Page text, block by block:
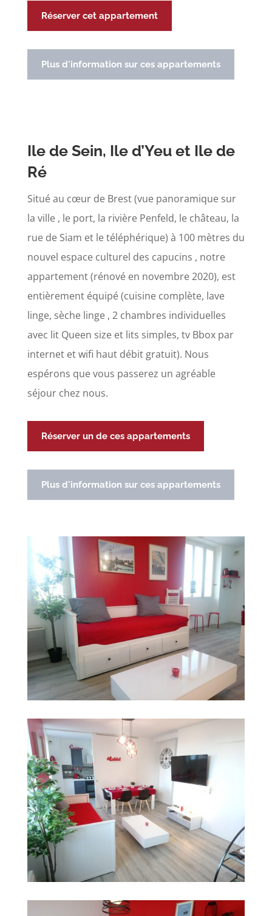
Réserver cet appartement
Plus d'information sur ces appartements
Ile de Sein, Ile d’Yeu et Ile de
Ré
Situé au cœur de Brest (vue panoramique sur
la ville , le port, la rivière Penfeld, le château, la
rue de Siam et le téléphérique) à 100 mètres du
nouvel espace culturel des capucins , notre
appartement (rénové en novembre 2020), est
entièrement équipé (cuisine complète, lave
linge, sèche linge , 2 chambres individuelles
avec lit Queen size et lits simples, tv Bbox par
internet et wifi haut débit gratuit). Nous
espérons que vous passerez un agréable
séjour chez nous.
Réserver un de ces appartements
Plus d'information sur ces appartements